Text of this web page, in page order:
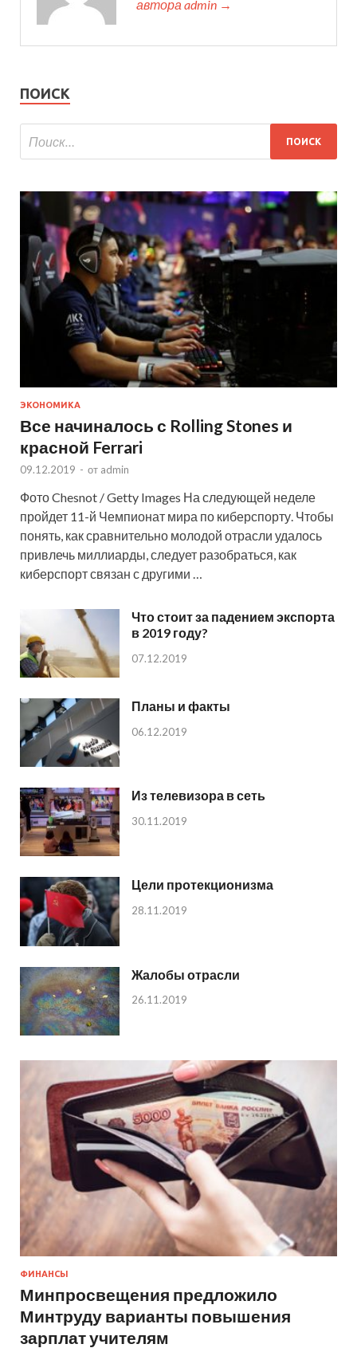
автора admin →
ПОИСК
ЭКОНОМИКА
Все начиналось с Rolling Stones и
красной Ferrari
09.12.2019 - от admin
Фото Chesnot / Getty Images На следующей неделе
пройдет 11-й Чемпионат мира по киберспорту. Чтобы
понять, как сравнительно молодой отрасли удалось
привлечь миллиарды, следует разобраться, как
киберспорт связан с другими …
Что стоит за падением экспорта
в 2019 году?
07.12.2019
Планы и факты
06.12.2019
Из телевизора в сеть
30.11.2019
Цели протекционизма
28.11.2019
Жалобы отрасли
26.11.2019
ФИНАНСЫ
Минпросвещения предложило
Минтруду варианты повышения
зарплат учителям